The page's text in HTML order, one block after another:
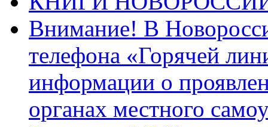
Внимание! В
телефона «Горячей
информации о
органах местного